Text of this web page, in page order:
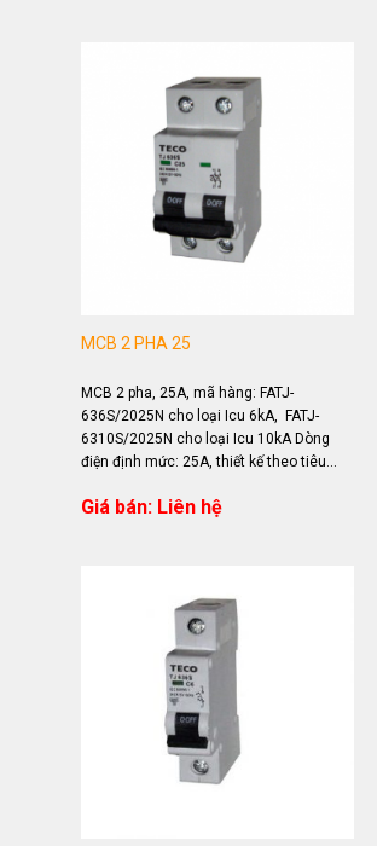
MCB 2 PHA 25
MCB 2 pha, 25A, mã hàng: FATJ-
636S/2025N cho loại Icu 6kA, FATJ-
6310S/2025N cho loại Icu 10kA Dòng
điện định mức: 25A, thiết kế theo tiêu
Giá bán: Liên hệ